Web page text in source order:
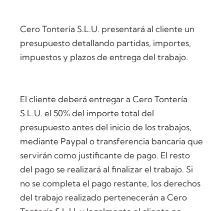
Cero Tontería S.L.U. presentará al cliente un
presupuesto detallando partidas, importes,
impuestos y plazos de entrega del trabajo.
El cliente deberá entregar a Cero Tontería
S.L.U. el 50% del importe total del
presupuesto antes del inicio de los trabajos,
mediante Paypal o transferencia bancaria que
servirán como justificante de pago. El resto
del pago se realizará al finalizar el trabajo. Si
no se completa el pago restante, los derechos
del trabajo realizado pertenecerán a Cero